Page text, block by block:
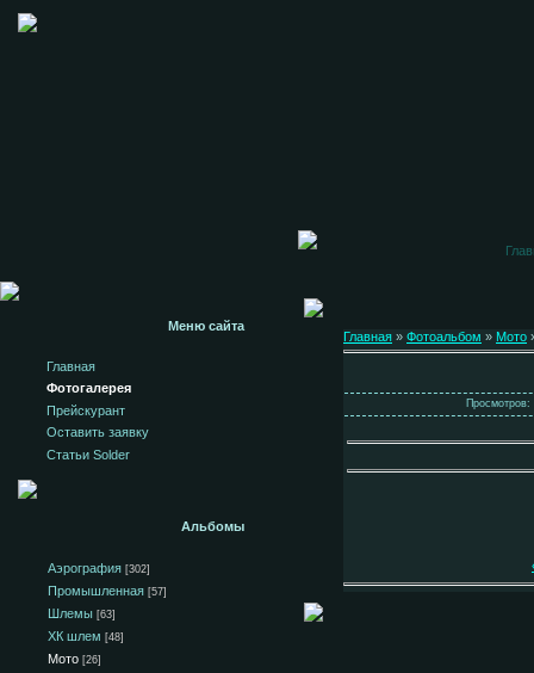
Меню сайта
Главная
Фотогалерея
Прейскурант
Оставить заявку
Статьи Solder
Альбомы
Аэрография [302]
Промышленная [57]
Шлемы [63]
ХК шлем [48]
Мото [26]
Главная » Фотоальбом » Мото